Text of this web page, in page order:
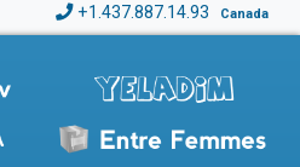
+1.437.887.14.93 Canada